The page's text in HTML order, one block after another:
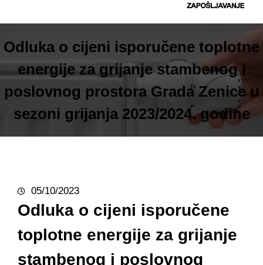
r
a
g
a
Odluka o cijeni isporučene toplotne
energije za grijanje stambenog i
poslovnog prostora Grada Zenice u
sezoni grijanja 2023/2024. godine
05/10/2023
Odluka o cijeni isporučene
toplotne energije za grijanje
stambenog i poslovnog